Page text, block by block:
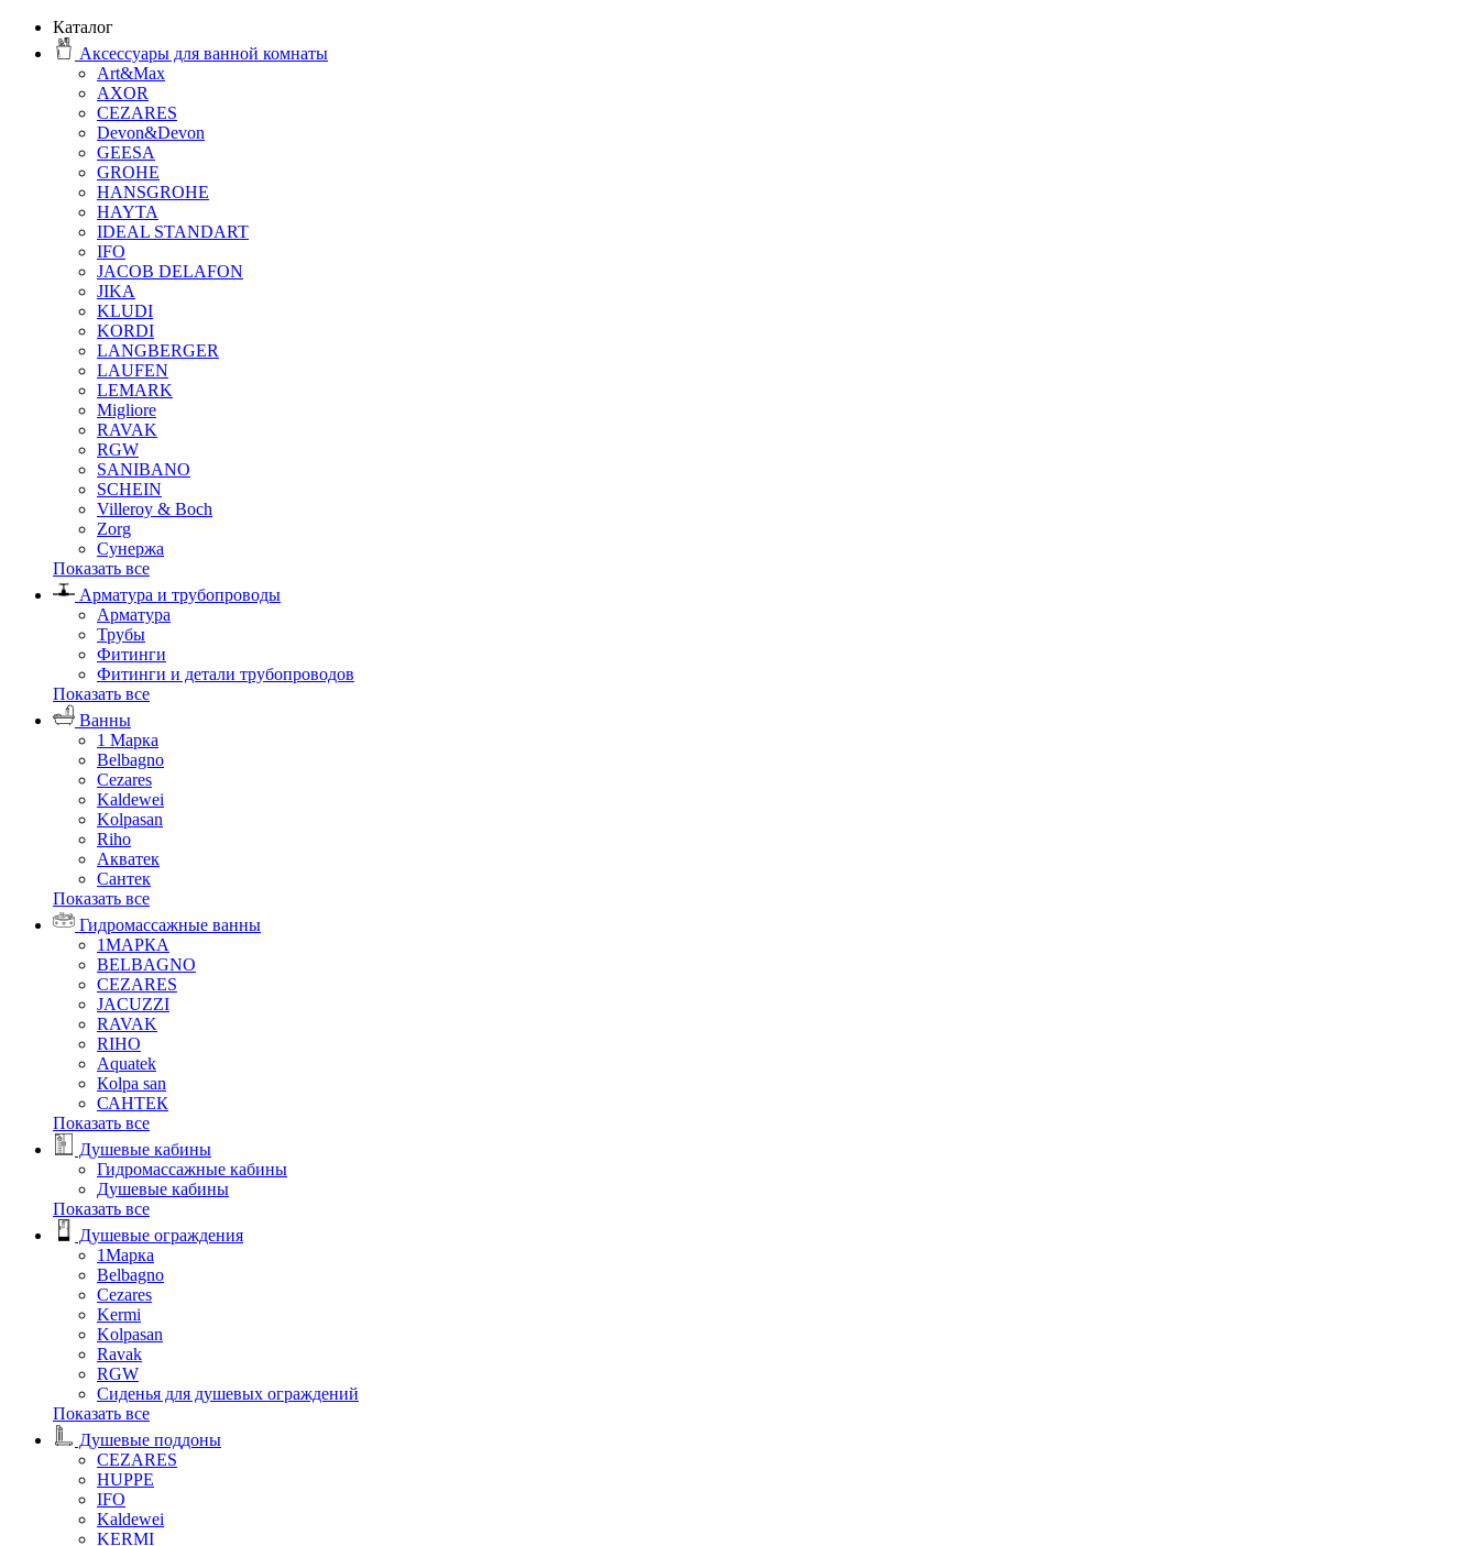
Каталог
Аксессуары для ванной комнаты
Art&Max
AXOR
CEZARES
Devon&Devon
GEESA
GROHE
HANSGROHE
HAYTA
IDEAL STANDART
IFO
JACOB DELAFON
JIKA
KLUDI
KORDI
LANGBERGER
LAUFEN
LEMARK
Migliore
RAVAK
RGW
SANIBANO
SCHEIN
Villeroy & Boch
Zorg
Сунержа
Показать все
Арматура и трубопроводы
Арматура
Трубы
Фитинги
Фитинги и детали трубопроводов
Показать все
Ванны
1 Марка
Belbagno
Cezares
Kaldewei
Kolpasan
Riho
Акватек
Сантек
Показать все
Гидромассажные ванны
1МАРКА
BELBAGNO
CEZARES
JACUZZI
RAVAK
RIHO
Аquatek
Кolpa san
САНТЕК
Показать все
Душевые кабины
Гидромассажные кабины
Душевые кабины
Показать все
Душевые ограждения
1Марка
Belbagno
Cezares
Kermi
Kolpasan
Ravak
RGW
Сиденья для душевых ограждений
Показать все
Душевые поддоны
CEZARES
HUPPE
IFO
Kaldewei
KERMI